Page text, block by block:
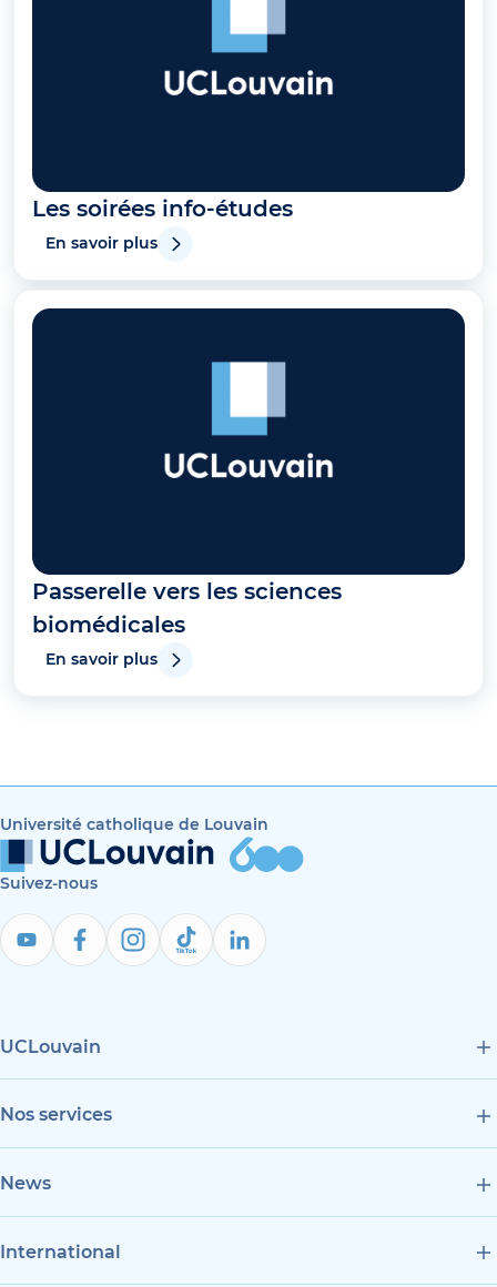
Les soirées info-études
En savoir plus
Passerelle vers les sciences
biomédicales
En savoir plus
Université catholique de Louvain
Suivez-nous
UCLouvain
Nos services
News
International